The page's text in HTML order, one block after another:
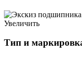
Увеличить
Тип и